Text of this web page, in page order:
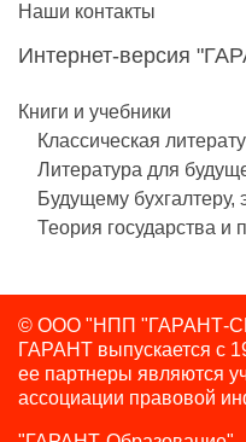
Наши контакты
Интернет-версия
Книги и учебники
Классическая
Литература для
Будущему бухгалтеру,
Теория государства
© ООО "НПП "ГАРАНТ-
ГАРАНТ выпускается с
ее партнеры являются
ассоциации правовой